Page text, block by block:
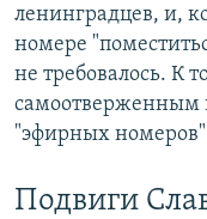
ленинградцев, и,
номере
не требовалось. К
самоотверженным
"эфирных номеров"
Подвиги